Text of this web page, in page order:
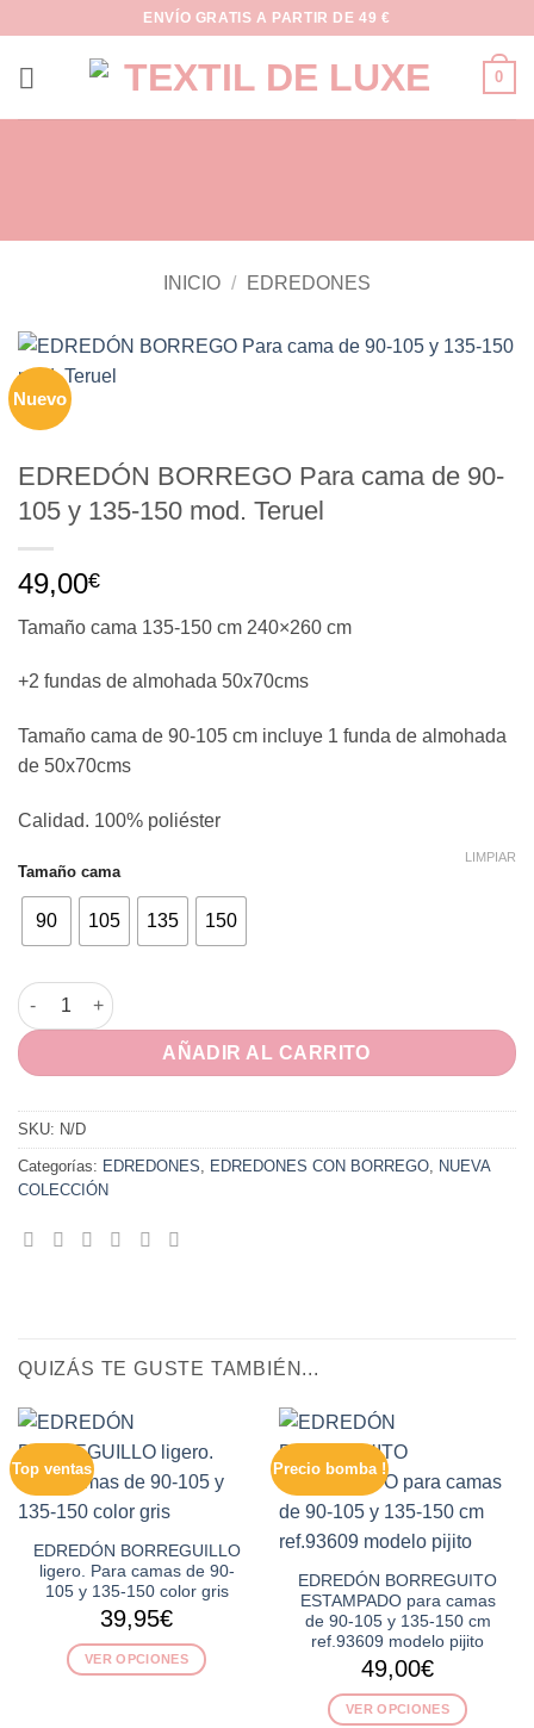
contenido
ENVÍO GRATIS A PARTIR DE 49 €
0
INICIO / EDREDONES
Nuevo
EDREDÓN BORREGO Para cama de 90-
105 y 135-150 mod. Teruel
49,00€
Tamaño cama 135-150 cm 240×260 cm
+2 fundas de almohada 50x70cms
Tamaño cama de 90-105 cm incluye 1 funda de almohada
de 50x70cms
Calidad. 100% poliéster
Tamaño cama
90 105 135 150
LIMPIAR
EDREDÓN BORREGO Para cama de 90-105 y 135-150 mod.
AÑADIR AL CARRITO
SKU: N/D
Categorías: EDREDONES EDREDONES CON BORREGO NUEVA
COLECCIÓN
QUIZÁS TE GUSTE TAMBIÉN...
Top ventas
EDREDÓN BORREGUILLO
ligero. Para camas de 90-
105 y 135-150 color gris
39,95€
VER OPCIONES
Precio bomba !
EDREDÓN BORREGUITO
ESTAMPADO para camas
de 90-105 y 135-150 cm
ref.93609 modelo pijito
49,00€
VER OPCIONES